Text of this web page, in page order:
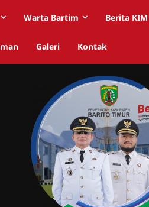
Warta Bartim Berita KIM
Galeri Kontak